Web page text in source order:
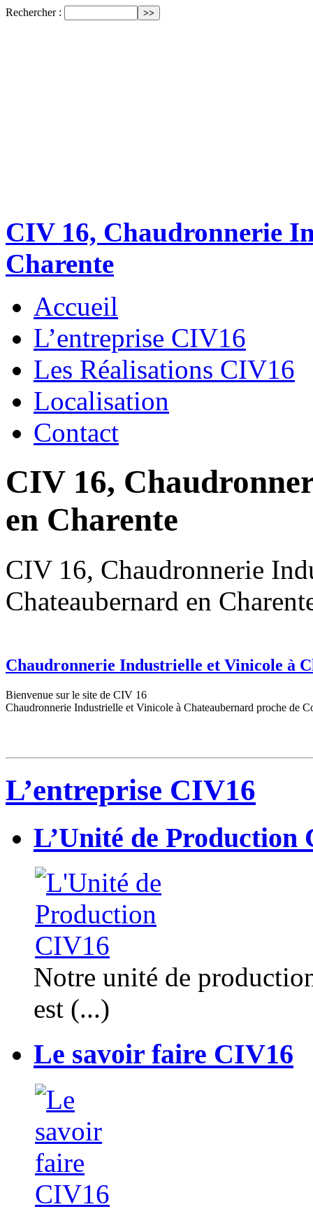
Rechercher :
CIV 16, Chaudronnerie
Charente
Accueil
L’entreprise CIV16
Les Réalisations CIV16
Localisation
Contact
CIV 16,
en Charente
CIV 16, Chaudronnerie
Chateaubernard en
Chaudronnerie Industrielle et Vinicole à
Bienvenue sur le site de CIV 16
Chaudronnerie Industrielle et Vinicole à Chateaubernard proche de
L’entreprise CIV16
L’Unité de Production
Notre unité de
est (...)
Le savoir faire CIV16